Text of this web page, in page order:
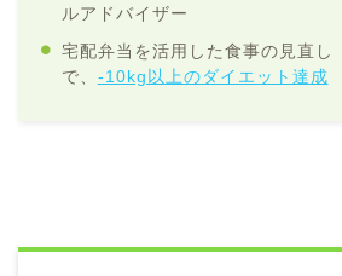
ルアドバイザー
宅配弁当を活用した食事の見直し
で、 -10kg以上のダイエット達成